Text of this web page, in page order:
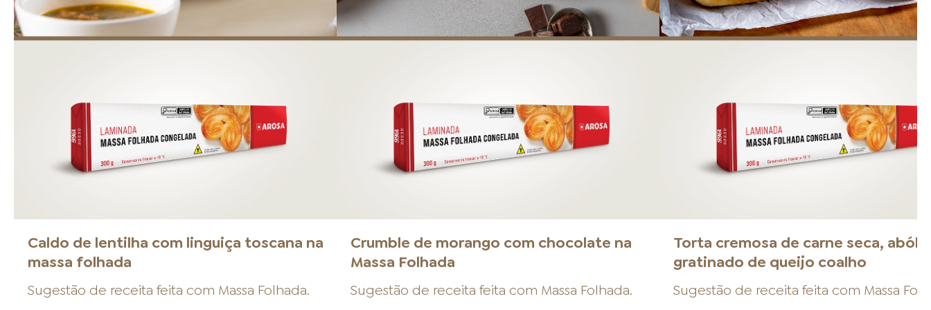
Caldo de lentilha com linguiça toscana na
massa folhada
Sugestão de receita feita com Massa Folhada.
Crumble de morango com chocolate na
Massa Folhada
Sugestão de receita feita com Massa Folhada.
Torta cremosa de carne seca,
gratinado de queijo coalho
Sugestão de receita feita com Massa